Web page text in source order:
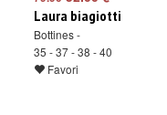
Laura biagiotti
Bottines -
35 - 37 - 38 - 40
Favori